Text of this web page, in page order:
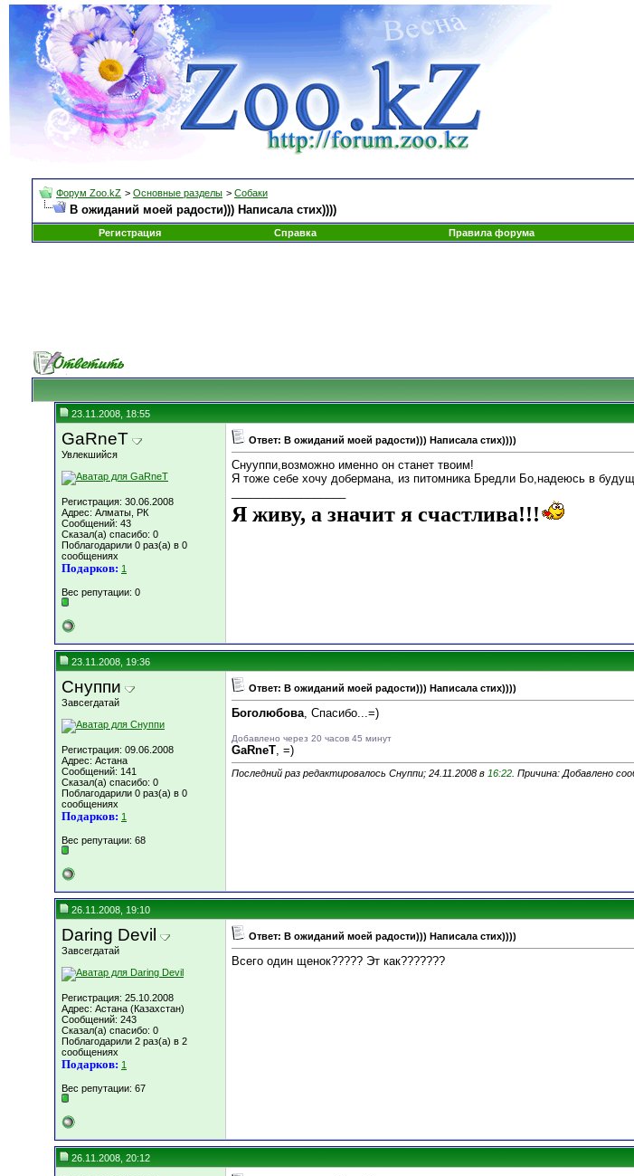
Форум Zoo.kZ > Основные разделы > Собаки
В ожиданий моей радости))) Написала стих))))
Регистрация
Справка Правила форума
23.11.2008, 18:55
GaRneT
Увлекшийся
Регистрация: 30.06.2008
Адрес: Алматы, РК
Сообщений: 43
Сказал(а) спасибо: 0
Поблагодарили 0 раз(а) в 0
сообщениях
Подарков: 1
Вес репутации: 0
Ответ: В ожиданий моей радости))) Написала стих))))
Снууппи,возможно именно он станет твоим!
Я тоже себе хочу добермана, из питомника Бредли Бо,надеюсь в
Я живу, а значит я счастлива!!!
23.11.2008, 19:36
Снуппи
Завсегдатай
Регистрация: 09.06.2008
Адрес: Астана
Сообщений: 141
Сказал(а) спасибо: 0
Поблагодарили 0 раз(а) в 0
сообщениях
Подарков: 1
Вес репутации: 68
Ответ: В ожиданий моей радости))) Написала стих))))
Боголюбова, Спасибо...=)
Добавлено через 20 часов 45 минут
GaRneT, =)
Последний раз редактировалось Снуппи; 24.11.2008 в 16:22 . Причина: Добавлено
26.11.2008, 19:10
Daring Devil
Завсегдатай
Регистрация: 25.10.2008
Адрес: Астана (Казахстан)
Сообщений: 243
Сказал(а) спасибо: 0
Поблагодарили 2 раз(а) в 2
сообщениях
Подарков: 1
Вес репутации: 67
Ответ: В ожиданий моей радости))) Написала стих))))
Всего один щенок????? Эт как???????
26.11.2008, 20:12